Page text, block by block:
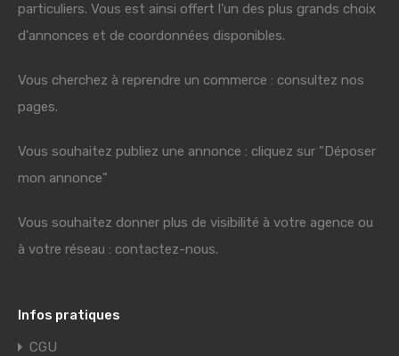
particuliers. Vous est ainsi offert l'un des plus grands choix
d'annonces et de coordonnées disponibles.
Vous cherchez à reprendre un commerce : consultez nos
pages.
Vous souhaitez publiez une annonce : cliquez sur "Déposer
mon annonce"
Vous souhaitez donner plus de visibilité à votre agence ou
à votre réseau : contactez-nous.
Infos pratiques
CGU